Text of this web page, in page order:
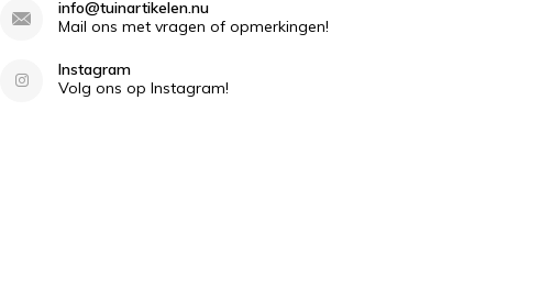
info@tuinartikelen.nu
Mail ons met vragen of opmerkingen!
Instagram
Volg ons op Instagram!